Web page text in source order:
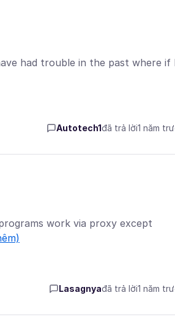
had trouble in the past where if
Autotech1đã trả lời1 năm
work via proxy except
Lasagnyađã trả lời1 năm